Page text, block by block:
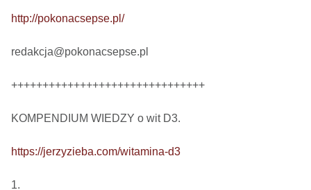
http://pokonacsepse.pl/
redakcja@pokonacsepse.pl
+++++++++++++++++++++++++++++++
KOMPENDIUM WIEDZY o wit D3.
https://jerzyzieba.com/witamina-d3
1.